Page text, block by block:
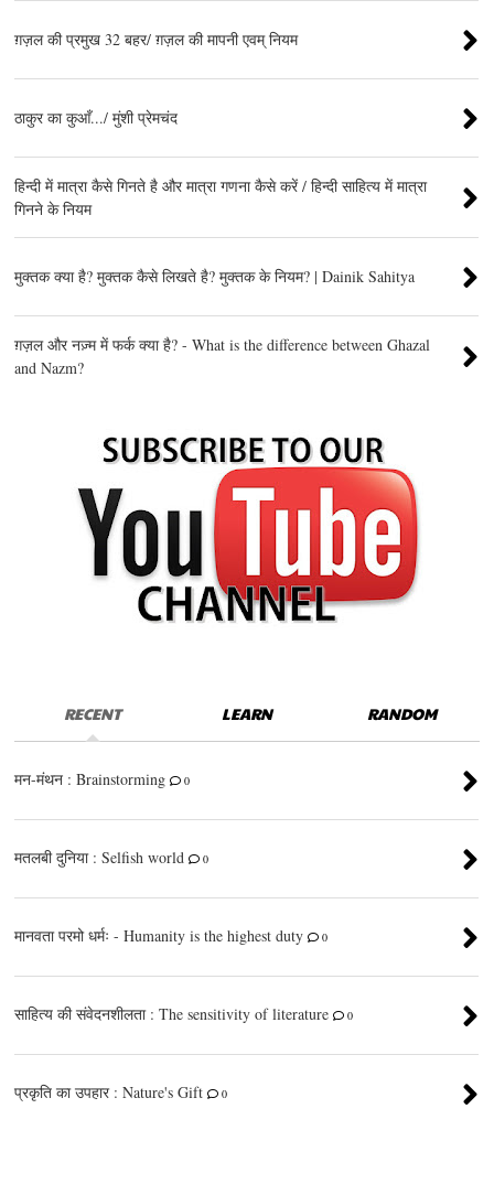
ग़ज़ल की प्रमुख 32 बहर/ ग़ज़ल की मापनी एवम् नियम
ठाकुर का कुआँ.../ मुंशी प्रेमचंद
हिन्दी में मात्रा कैसे गिनते है और मात्रा गणना कैसे करें / हिन्दी साहित्य में मात्रा
गिनने के नियम
मुक्तक क्या है? मुक्तक कैसे लिखते है? मुक्तक के नियम? | Dainik Sahitya
ग़ज़ल और नज़्म में फर्क क्या है? - What is the difference between Ghazal
and Nazm?
RECENT LEARN RANDOM
मन-मंथन : Brainstorming 0
मतलबी दुनिया : Selfish world 0
मानवता परमो धर्मः - Humanity is the highest duty 0
साहित्य की संवेदनशीलता : The sensitivity of literature 0
प्रकृति का उपहार : Nature's Gift 0